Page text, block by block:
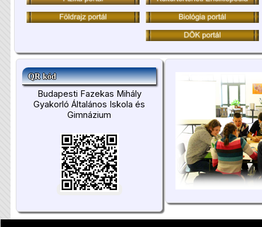
QR kód
Budapesti Fazekas Mihály
Gyakorló Általános Iskola és
Gimnázium